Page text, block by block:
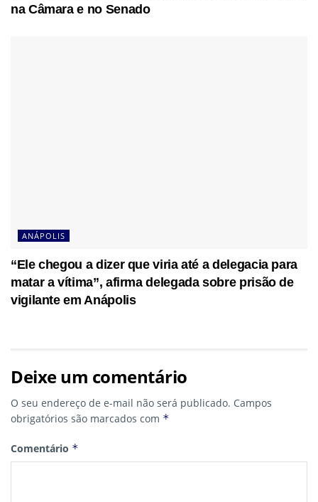
na Câmara e no Senado
ANÁPOLIS
“Ele chegou a dizer que viria até a delegacia para
matar a vítima”, afirma delegada sobre prisão de
vigilante em Anápolis
Deixe um comentário
O seu endereço de e-mail não será publicado. Campos
obrigatórios são marcados com *
Comentário *